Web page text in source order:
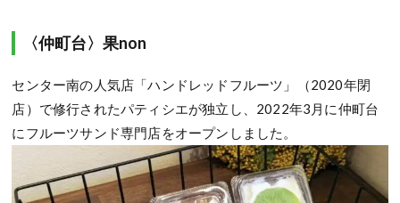
〈仲町台〉果non
センター南の人気店「ハンドレッドフルーツ」（2020年閉
店）で修行されたパティシエが独立し、2022年3月に仲町台
にフルーツサンド専門店をオープンしました。